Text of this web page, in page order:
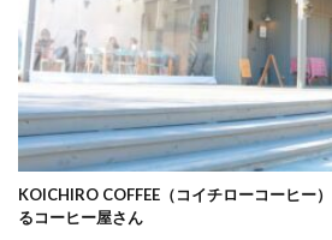
KOICHIRO COFFEE（コイチローコーヒー
るコーヒー屋さん